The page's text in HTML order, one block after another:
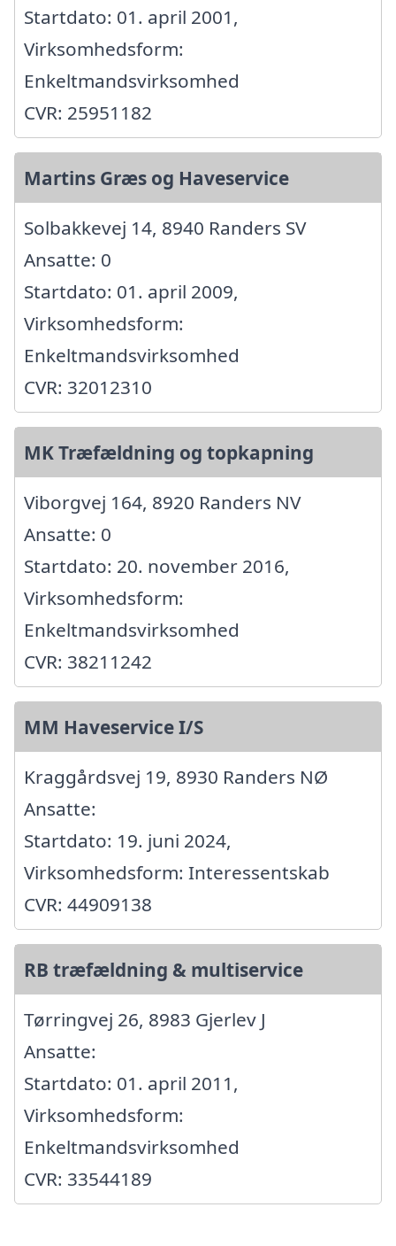
Startdato: 01. april 2001,
Virksomhedsform:
Enkeltmandsvirksomhed
CVR: 25951182
Martins Græs og Haveservice
Solbakkevej 14, 8940 Randers SV
Ansatte: 0
Startdato: 01. april 2009,
Virksomhedsform:
Enkeltmandsvirksomhed
CVR: 32012310
MK Træfældning og topkapning
Viborgvej 164, 8920 Randers NV
Ansatte: 0
Startdato: 20. november 2016,
Virksomhedsform:
Enkeltmandsvirksomhed
CVR: 38211242
MM Haveservice I/S
Kraggårdsvej 19, 8930 Randers NØ
Ansatte:
Startdato: 19. juni 2024,
Virksomhedsform: Interessentskab
CVR: 44909138
RB træfældning & multiservice
Tørringvej 26, 8983 Gjerlev J
Ansatte:
Startdato: 01. april 2011,
Virksomhedsform:
Enkeltmandsvirksomhed
CVR: 33544189